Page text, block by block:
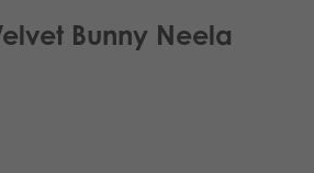
Bunny Neela